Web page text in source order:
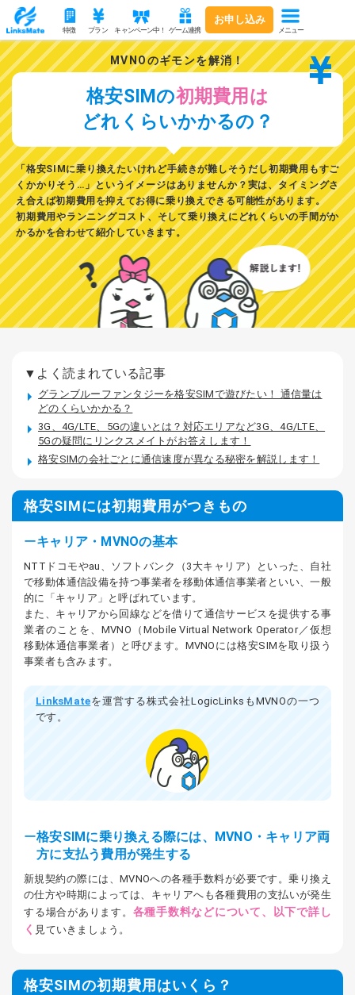
特徴 プラン キャンペーン中！ ゲーム連携
お申し込み
メニュー
MVNOのギモンを解消！
格安SIMの初期費用は
どれくらいかかるの？
「格安SIMに乗り換えたいけれど手続きが難しそうだし初期費用もすご
くかかりそう…」というイメージはありませんか？実は、タイミングさ
え合えば初期費用を抑えてお得に乗り換えできる可能性があります。
初期費用やランニングコスト、そして乗り換えにどれくらいの手間がか
かるかを合わせて紹介していきます。
▼よく読まれている記事
グランブルーファンタジーを格安SIMで遊びたい！ 通信量は
どのくらいかかる？
3G、4G/LTE、5Gの違いとは？対応エリアなど3G、4G/LTE、
5Gの疑問にリンクスメイトがお答えします！
格安SIMの会社ごとに通信速度が異なる秘密を解説します！
格安SIMには初期費用がつきもの
キャリア・MVNOの基本
NTTドコモやau、ソフトバンク（3大キャリア）といった、自社
で移動体通信設備を持つ事業者を移動体通信事業者といい、一般
的に「キャリア」と呼ばれています。
また、キャリアから回線などを借りて通信サービスを提供する事
業者のことを、MVNO（Mobile Virtual Network Operator／仮想
移動体通信事業者）と呼びます。MVNOには格安SIMを取り扱う
事業者も含みます。
LinksMateを運営する株式会社LogicLinksもMVNOの一つ
です。
格安SIMに乗り換える際には、MVNO・キャリア両
方に支払う費用が発生する
新規契約の際には、MVNOへの各種手数料が必要です。乗り換え
の仕方や時期によっては、キャリアへも各種費用の支払いが発生
する場合があります。 各種手数料などについて、以下で詳し
く 見ていきましょう。
格安SIMの初期費用はいくら？